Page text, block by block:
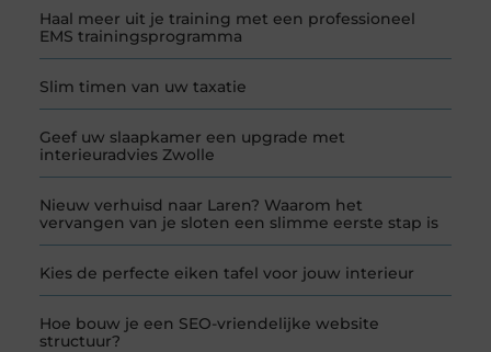
Haal meer uit je training met een professioneel
EMS trainingsprogramma
Slim timen van uw taxatie
Geef uw slaapkamer een upgrade met
interieuradvies Zwolle
Nieuw verhuisd naar Laren? Waarom het
vervangen van je sloten een slimme eerste stap is
Kies de perfecte eiken tafel voor jouw interieur
Hoe bouw je een SEO-vriendelijke website
structuur?